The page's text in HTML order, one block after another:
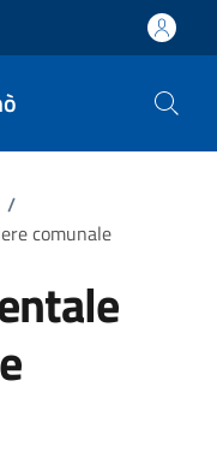
/
comunale